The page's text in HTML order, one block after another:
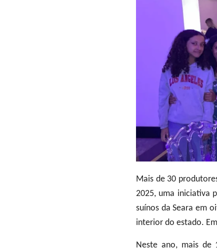
Mais de 30
2025, uma iniciativa
suínos da Seara em
interior do estado.
Neste ano, mais de